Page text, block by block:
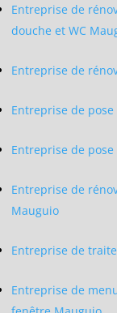
Entreprise de
douche et WC
Entreprise de
Entreprise de
Entreprise de
Entreprise de
Mauguio
Entreprise de
Entreprise de